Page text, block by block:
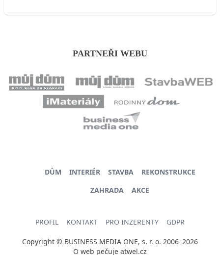
PARTNEŘI WEBU
DŮM INTERIÉR STAVBA
REKONSTRUKCE
ZAHRADA
AKCE
PROFIL KONTAKT PRO INZERENTY GDPR
Copyright © BUSINESS MEDIA ONE, s. r. o. 2006–2026